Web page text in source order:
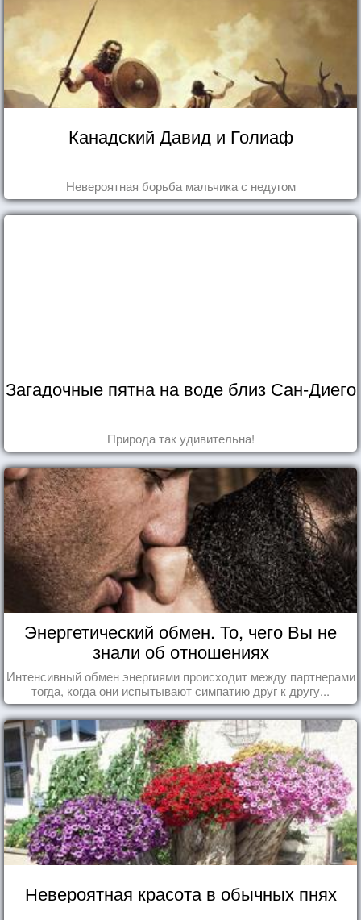
Канадский Давид и Голиаф
Невероятная борьба мальчика с недугом
Загадочные пятна на воде близ Сан-Диего
Природа так удивительна!
Энергетический обмен. То, чего Вы не
знали об отношениях
Интенсивный обмен энергиями происходит между партнерами
тогда, когда они испытывают симпатию друг к другу...
Невероятная красота в обычных пнях